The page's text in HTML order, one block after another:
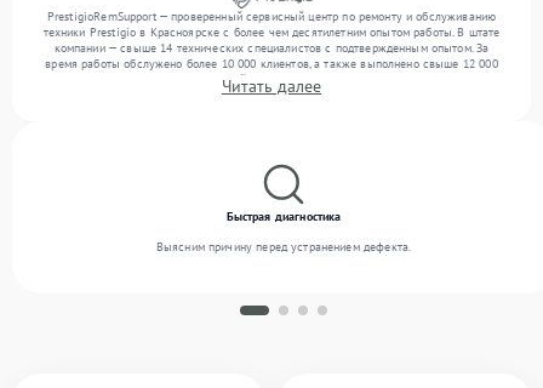
PrestigioRemSupport — проверенный сервисный центр по ремонту и обслуживанию
техники Prestigio в Красноярске с более чем десятилетним опытом работы. В штате
компании — свыше 14 технических специалистов с подтвержденным опытом. За
время работы обслужено более 10 000 клиентов, а также выполнено свыше 12 000
ремонтов. Ежемесячно в сервисный центр поступает свыше 300 единиц техники,
включая , , . Мы устраняем поломки любой сложности и гарантируем высокое
Читать далее
Быстрая диагностика
Выясним причину перед устранением дефекта.